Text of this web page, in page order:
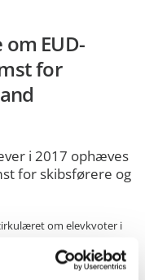
EUD-
for
i 2017 ophæves
for skibsførere og
om elevkvoter i
for EUD-elever i